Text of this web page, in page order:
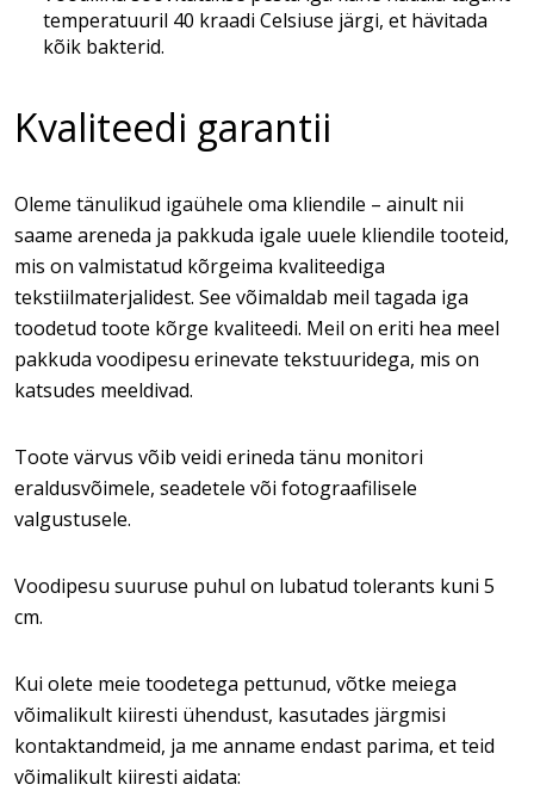
temperatuuril 40 kraadi Celsiuse järgi, et hävitada
kõik bakterid.
Kvaliteedi garantii
Oleme tänulikud igaühele oma kliendile – ainult nii
saame areneda ja pakkuda igale uuele kliendile tooteid,
mis on valmistatud kõrgeima kvaliteediga
tekstiilmaterjalidest. See võimaldab meil tagada iga
toodetud toote kõrge kvaliteedi. Meil on eriti hea meel
pakkuda voodipesu erinevate tekstuuridega, mis on
katsudes meeldivad.
Toote värvus võib veidi erineda tänu monitori
eraldusvõimele, seadetele või fotograafilisele
valgustusele.
Voodipesu suuruse puhul on lubatud tolerants kuni 5
cm.
Kui olete meie toodetega pettunud, võtke meiega
võimalikult kiiresti ühendust, kasutades järgmisi
kontaktandmeid, ja me anname endast parima, et teid
võimalikult kiiresti aidata: